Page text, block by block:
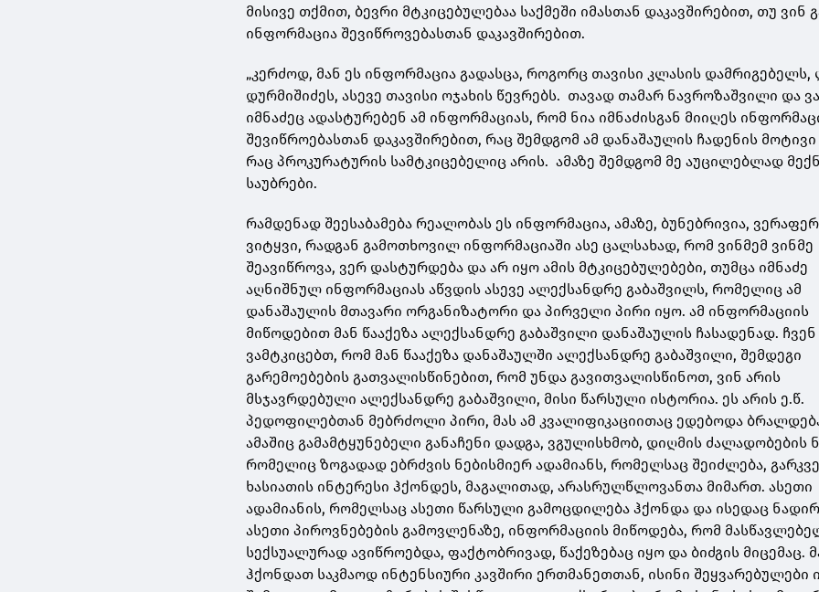
მისივე თქმით, ბევრი მტკიცებულებაა საქმეში იმასთან დაკავშირებით, თუ ვინ
ინფორმაცია შევიწროვებასთან დაკავშირებით.
„კერძოდ, მან ეს ინფორმაცია გადასცა, როგორც თავისი კლასის დამრიგებელს,
დურმიშიძეს, ასევე თავისი ოჯახის წევრებს. თავად თამარ ნავროზაშვილი და
იმნაძეც ადასტურებენ ამ ინფორმაციას, რომ ნია იმნაძისგან მიიღეს
შევიწროებასთან დაკავშირებით, რაც შემდგომ ამ დანაშაულის ჩადენის
რაც პროკურატურის სამტკიცებელიც არის. ამაზე შემდგომ მე აუცილებლად
საუბრები.
რამდენად შეესაბამება რეალობას ეს ინფორმაცია, ამაზე, ბუნებრივია,
ვიტყვი, რადგან გამოთხოვილ ინფორმაციაში ასე ცალსახად, რომ ვინმემ ვინმე
შეავიწროვა, ვერ დასტურდება და არ იყო ამის მტკიცებულებები, თუმცა იმნაძე
აღნიშნულ ინფორმაციას აწვდის ასევე ალექსანდრე გაბაშვილს, რომელიც ამ
დანაშაულის მთავარი ორგანიზატორი და პირველი პირი იყო. ამ ინფორმაციის
მიწოდებით მან წააქეზა ალექსანდრე გაბაშვილი დანაშაულის ჩასადენად. ჩვენ
ვამტკიცებთ, რომ მან წააქეზა დანაშაულში ალექსანდრე გაბაშვილი, შემდეგი
გარემოებების გათვალისწინებით, რომ უნდა გავითვალისწინოთ, ვინ არის
მსჯავრდებული ალექსანდრე გაბაშვილი, მისი წარსული ისტორია. ეს არის ე.წ.
პედოფილებთან მებრძოლი პირი, მას ამ კვალიფიკაციითაც ედებოდა
ამაშიც გამამტყუნებელი განაჩენი დადგა, ვგულისხმობ, დიღმის ძალადობების
რომელიც ზოგადად ებრძვის ნებისმიერ ადამიანს, რომელსაც შეიძლება,
ხასიათის ინტერესი ჰქონდეს, მაგალითად, არასრულწლოვანთა მიმართ. ასეთი
ადამიანის, რომელსაც ასეთი წარსული გამოცდილება ჰქონდა და ისედაც
ასეთი პიროვნებების გამოვლენაზე, ინფორმაციის მიწოდება, რომ
სექსუალურად ავიწროებდა, ფაქტობრივად, წაქეზებაც იყო და ბიძგის მიცემაც.
ჰქონდათ საკმაოდ ინტენსიური კავშირი ერთმანეთთან, ისინი შეყვარებულები